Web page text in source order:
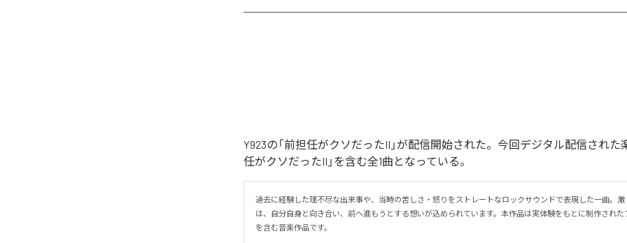
Y923の「前担任がクソだったII」が配信開始された。今回デジタル配信された
任がクソだったII」を含む全1曲となっている。
過去に経験した理不尽な出来事や、当時の苦しさ・怒りをストレートなロックサウンドで表現した一曲。激
は、自分自身と向き合い、前へ進もうとする想いが込められています。本作品は実体験をもとに制作された
を含む音楽作品です。